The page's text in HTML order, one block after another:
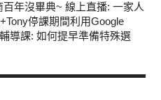
百年沒畢典~ 線上直播: 一家人
停課期間利用Google
導課: 如何提早準備特殊選